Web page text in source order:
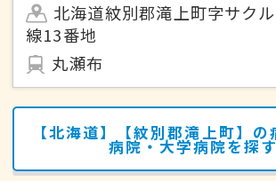
北海道紋別郡滝上町字サク
線13番地
丸瀬布
【北海道】【紋別郡滝上町】
病院・大学病院を探す